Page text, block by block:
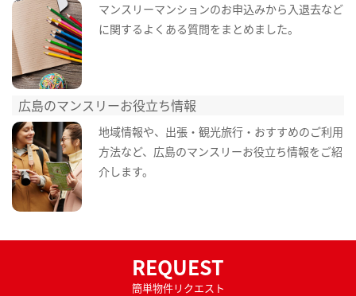
マンスリーマンションのお申込みから入退去など
に関するよくある質問をまとめました。
広島のマンスリーお役立ち情報
地域情報や、出張・観光旅行・おすすめのご利用
方法など、広島のマンスリーお役立ち情報をご紹
介します。
REQUEST
簡単物件リクエスト